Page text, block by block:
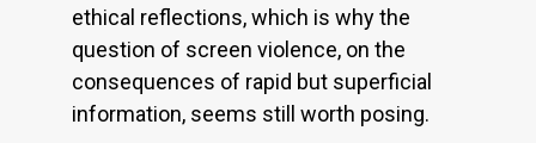
ethical reflections, which is why the
question of screen violence, on the
consequences of rapid but superficial
information, seems still worth posing.